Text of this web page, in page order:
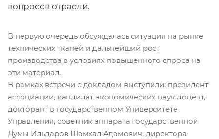
вопросов отрасли.
В первую очередь обсуждалась ситуация на рынке
технических тканей и дальнейший рост
производства в условиях повышенного спроса на
эти материал.
В рамках встречи с докладом выступили: президент
ассоциации, кандидат экономических наук доцент,
докторант в государственном Университете
Управления, советник аппарата Государственной
Думы Ильдаров Шамхал Адамович, директора